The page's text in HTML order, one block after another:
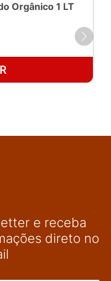
Orgânico 1 LT
e receba
direto no